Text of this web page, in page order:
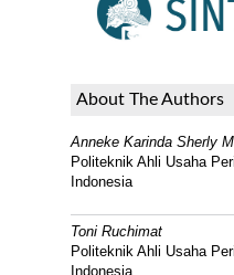
About The Authors
Anneke Karinda Sherly
Politeknik Ahli Usaha
Indonesia
Toni Ruchimat
Politeknik Ahli Usaha
Indonesia